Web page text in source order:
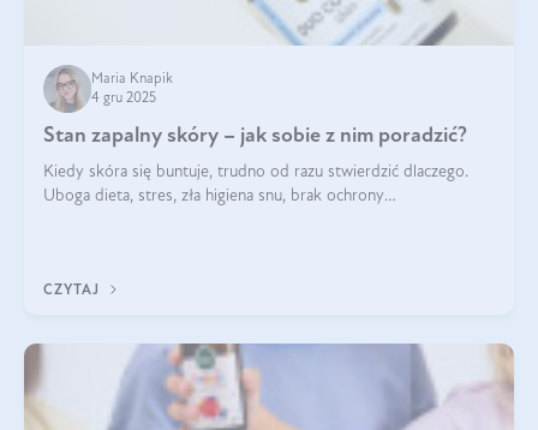
Maria Knapik
4 gru 2025
Stan zapalny skóry – jak sobie z nim poradzić?
Kiedy skóra się buntuje, trudno od razu stwierdzić dlaczego.
Uboga dieta, stres, zła higiena snu, brak ochrony
CZYTAJ